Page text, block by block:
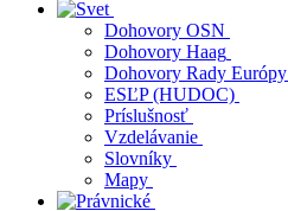
Dohovory OSN
Dohovory Haag
Dohovory Rady Európy
ESĽP (HUDOC)
Príslušnosť
Vzdelávanie
Slovníky
Mapy